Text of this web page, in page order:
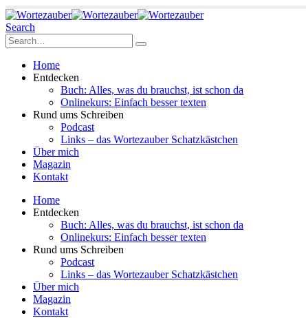
Search
Home
Entdecken
Buch: Alles, was du brauchst, ist schon da
Onlinekurs: Einfach besser texten
Rund ums Schreiben
Podcast
Links – das Wortezauber Schatzkästchen
Über mich
Magazin
Kontakt
Home
Entdecken
Buch: Alles, was du brauchst, ist schon da
Onlinekurs: Einfach besser texten
Rund ums Schreiben
Podcast
Links – das Wortezauber Schatzkästchen
Über mich
Magazin
Kontakt